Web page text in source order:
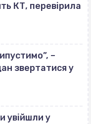
КТ, перевірила
–
звертатися у
увійшли у